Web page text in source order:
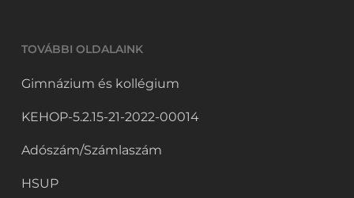
TOVÁBBI OLDALAINK
Gimnázium és kollégium
KEHOP-5.2.15-21-2022-00014
Adószám/Számlaszám
HSUP